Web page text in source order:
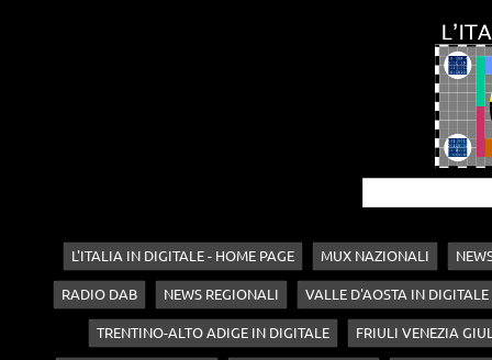
L'ITALIA IN DIGITALE - HOME PAGE MUX NAZIONALI
RADIO DAB NEWS REGIONALI VALLE D'AOSTA IN DIGITALE
TRENTINO-ALTO ADIGE IN DIGITALE FRIULI VENEZIA